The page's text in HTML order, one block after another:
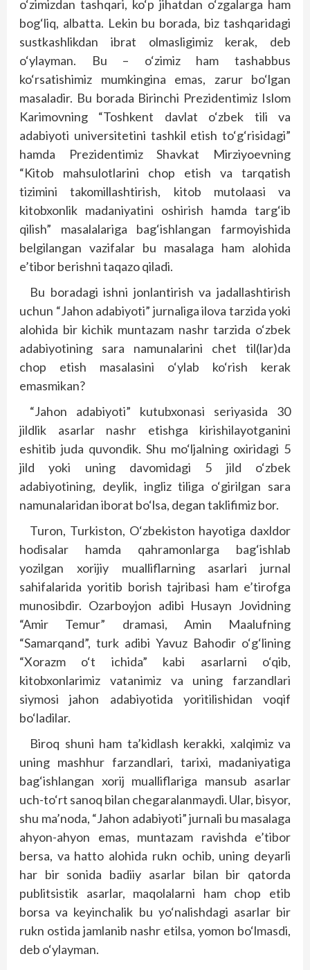
o‘zimizdan tashqari, ko‘p jihatdan o‘zgalarga ham
bog‘liq, albatta. Lekin bu borada, biz tashqaridagi
sustkashlikdan ibrat olmasligimiz kerak, deb
o‘ylayman. Bu – o‘zimiz ham tashabbus
ko‘rsatishimiz mumkingina emas, zarur bo‘lgan
masaladir. Bu borada Birinchi Prezidentimiz Islom
Karimovning “Toshkent davlat o‘zbek tili va
adabiyoti universitetini tashkil etish to‘g‘risidagi”
hamda Prezidentimiz Shavkat Mirziyoevning
“Kitob mahsulotlarini chop etish va tarqatish
tizimini takomillashtirish, kitob mutolaasi va
kitobxonlik madaniyatini oshirish hamda targ‘ib
qilish” masalalariga bag‘ishlangan farmoyishida
belgilangan vazifalar bu masalaga ham alohida
e’tibor berishni taqazo qiladi.
Bu boradagi ishni jonlantirish va jadallashtirish
uchun “Jahon adabiyoti” jurnaliga ilova tarzida yoki
alohida bir kichik muntazam nashr tarzida o‘zbek
adabiyotining sara namunalarini chet til(lar)da
chop etish masalasini o‘ylab ko‘rish kerak
emasmikan?
“Jahon adabiyoti” kutubxonasi seriyasida 30
jildlik asarlar nashr etishga kirishilayotganini
eshitib juda quvondik. Shu mo‘ljalning oxiridagi 5
jild yoki uning davomidagi 5 jild o‘zbek
adabiyotining, deylik, ingliz tiliga o‘girilgan sara
namunalaridan iborat bo‘lsa, degan taklifimiz bor.
Turon, Turkiston, O‘zbekiston hayotiga daxldor
hodisalar hamda qahramonlarga bag‘ishlab
yozilgan xorijiy mualliflarning asarlari jurnal
sahifalarida yoritib borish tajribasi ham e’tirofga
munosibdir. Ozarboyjon adibi Husayn Jovidning
“Amir Temur” dramasi, Amin Maalufning
“Samarqand”, turk adibi Yavuz Bahodir o‘g‘lining
“Xorazm o‘t ichida” kabi asarlarni o‘qib,
kitobxonlarimiz vatanimiz va uning farzandlari
siymosi jahon adabiyotida yoritilishidan voqif
bo‘ladilar.
Biroq shuni ham ta’kidlash kerakki, xalqimiz va
uning mashhur farzandlari, tarixi, madaniyatiga
bag‘ishlangan xorij mualliflariga mansub asarlar
uch-to‘rt sanoq bilan chegaralanmaydi. Ular, bisyor,
shu ma’noda, “Jahon adabiyoti” jurnali bu masalaga
ahyon-ahyon emas, muntazam ravishda e’tibor
bersa, va hatto alohida rukn ochib, uning deyarli
har bir sonida badiiy asarlar bilan bir qatorda
publitsistik asarlar, maqolalarni ham chop etib
borsa va keyinchalik bu yo‘nalishdagi asarlar bir
rukn ostida jamlanib nashr etilsa, yomon bo‘lmasdi,
deb o‘ylayman.